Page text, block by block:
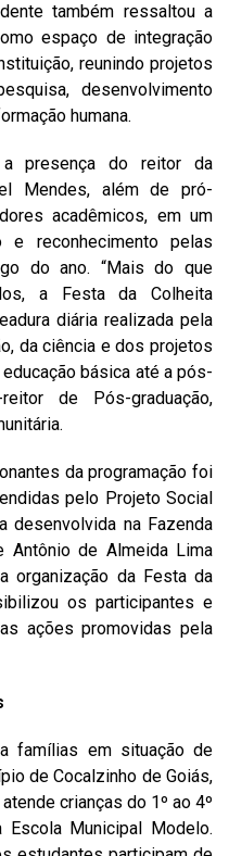
também ressaltou a
espaço de integração
reunindo projetos
desenvolvimento
humana.
a presença do reitor da
Mendes, além de pró-
acadêmicos, em um
e reconhecimento pelas
do ano. “Mais do que
a Festa da Colheita
diária realizada pela
da ciência e dos projetos
básica até a pós-
de Pós-graduação,
da programação foi
pelo Projeto Social
desenvolvida na Fazenda
Antônio de Almeida Lima
organização da Festa da
os participantes e
ações promovidas pela
famílias em situação de
de Cocalzinho de Goiás,
crianças do 1º ao 4º
Municipal Modelo.